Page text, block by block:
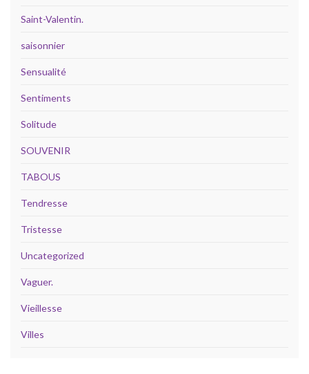
Saint-Valentin.
saisonnier
Sensualité
Sentiments
Solitude
SOUVENIR
TABOUS
Tendresse
Tristesse
Uncategorized
Vaguer.
Vieillesse
Villes